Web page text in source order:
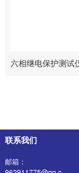
联系我们
邮箱：